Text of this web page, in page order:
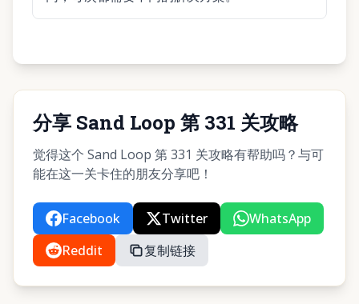
分享 Sand Loop 第 331 关攻略
觉得这个 Sand Loop 第 331 关攻略有帮助吗？与可
能在这一关卡住的朋友分享吧！
Facebook Twitter
WhatsApp
Reddit
复制链接